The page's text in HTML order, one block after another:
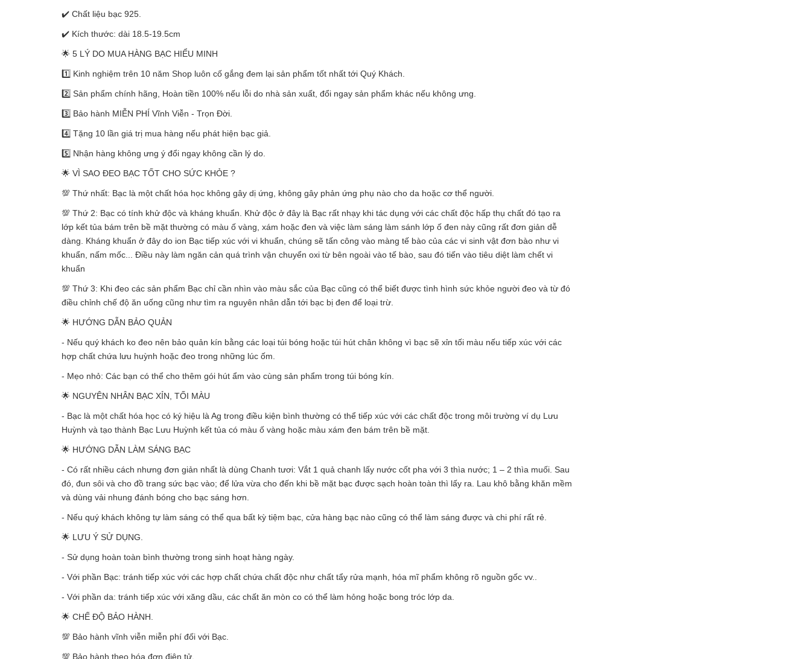
✔️ Chất liệu bạc 925.
✔️ Kích thước: dài 18.5-19.5cm
🌟 5 LÝ DO MUA HÀNG BẠC HIỂU MINH
1️⃣ Kinh nghiệm trên 10 năm Shop luôn cố gắng đem lại sản phẩm tốt nhất tới Quý Khách.
2️⃣ Sản phẩm chính hãng, Hoàn tiền 100% nếu lỗi do nhà sản xuất, đổi ngay sản phẩm khác nếu không ưng.
3️⃣ Bảo hành MIỄN PHÍ Vĩnh Viễn - Trọn Đời.
4️⃣ Tặng 10 lần giá trị mua hàng nếu phát hiện bạc giả.
5️⃣ Nhận hàng không ưng ý đổi ngay không cần lý do.
🌟 VÌ SAO ĐEO BẠC TỐT CHO SỨC KHỎE ?
💯 Thứ nhất: Bạc là một chất hóa học không gây dị ứng, không gây phản ứng phụ nào cho da hoặc cơ thể người.
💯 Thứ 2: Bạc có tính khử độc và kháng khuẩn. Khử độc ở đây là Bạc rất nhạy khi tác dụng với các chất độc hấp thụ chất đó tạo ra
lớp kết tủa bám trên bề mặt thường có màu ố vàng, xám hoặc đen và việc làm sáng làm sánh lớp ố đen này cũng rất đơn giản dễ
dàng. Kháng khuẩn ở đây do ion Bạc tiếp xúc với vi khuẩn, chúng sẽ tấn công vào màng tế bào của các vi sinh vật đơn bào như vi
khuẩn, nấm mốc... Điều này làm ngăn cản quá trình vận chuyển oxi từ bên ngoài vào tế bào, sau đó tiến vào tiêu diệt làm chết vi
khuẩn
💯 Thứ 3: Khi đeo các sản phẩm Bạc chỉ cần nhìn vào màu sắc của Bạc cũng có thể biết được tình hình sức khỏe người đeo và từ đó
điều chỉnh chế độ ăn uống cũng như tìm ra nguyên nhân dẫn tới bạc bị đen để loại trừ.
🌟 HƯỚNG DẪN BẢO QUẢN
- Nếu quý khách ko đeo nên bảo quản kín bằng các loại túi bóng hoặc túi hút chân không vì bạc sẽ xỉn tối màu nếu tiếp xúc với các
hợp chất chứa lưu huỳnh hoặc đeo trong những lúc ốm.
- Mẹo nhỏ: Các bạn có thể cho thêm gói hút ẩm vào cùng sản phẩm trong túi bóng kín.
🌟 NGUYÊN NHÂN BẠC XỈN, TỐI MÀU
- Bạc là một chất hóa học có ký hiệu là Ag trong điều kiện bình thường có thể tiếp xúc với các chất độc trong môi trường ví dụ Lưu
Huỳnh và tạo thành Bạc Lưu Huỳnh kết tủa có màu ố vàng hoặc màu xám đen bám trên bề mặt.
🌟 HƯỚNG DẪN LÀM SÁNG BẠC
- Có rất nhiều cách nhưng đơn giản nhất là dùng Chanh tươi: Vắt 1 quả chanh lấy nước cốt pha với 3 thìa nước; 1 – 2 thìa muối. Sau
đó, đun sôi và cho đồ trang sức bạc vào; để lửa vừa cho đến khi bề mặt bạc được sạch hoàn toàn thì lấy ra. Lau khô bằng khăn mềm
và dùng vải nhung đánh bóng cho bạc sáng hơn.
- Nếu quý khách không tự làm sáng có thể qua bất kỳ tiệm bạc, cửa hàng bạc nào cũng có thể làm sáng được và chi phí rất rẻ.
🌟 LƯU Ý SỬ DỤNG.
- Sử dụng hoàn toàn bình thường trong sinh hoạt hàng ngày.
- Với phần Bạc: tránh tiếp xúc với các hợp chất chứa chất độc như chất tẩy rửa mạnh, hóa mĩ phẩm không rõ nguồn gốc vv..
- Với phần da: tránh tiếp xúc với xăng dầu, các chất ăn mòn co có thể làm hỏng hoặc bong tróc lớp da.
🌟 CHẾ ĐỘ BẢO HÀNH.
💯 Bảo hành vĩnh viễn miễn phí đối với Bạc.
💯 Bảo hành theo hóa đơn điện tử.